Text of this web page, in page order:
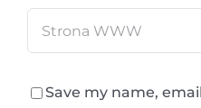
Save my name,